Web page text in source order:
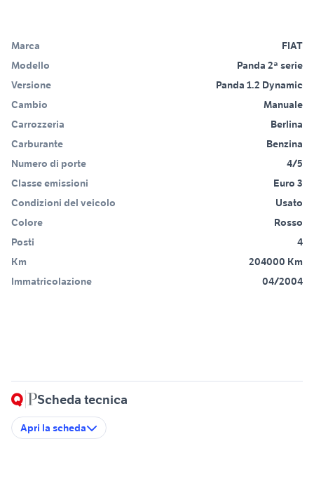
Marca
FIAT
Modello
Panda 2ª serie
Versione
Panda 1.2 Dynamic
Cambio
Manuale
Carrozzeria
Berlina
Carburante
Benzina
Numero di porte
4/5
Classe emissioni
Euro 3
Condizioni del veicolo
Usato
Colore
Rosso
Posti
4
Km
204000 Km
Immatricolazione
04/2004
Scheda tecnica
Apri la scheda